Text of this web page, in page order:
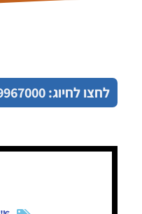
לחצו לחיוג: 077-9967000